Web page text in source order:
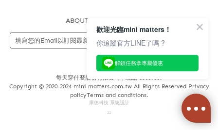
ABOUT US
每天穿什麼股份有限公司 | 統編 83689089
Copyright © 2020-2024 mini matters.com.tw All Rights Reserved Privacy
policyTerms and conditions.
康德科技 系統設計
22
歡迎光臨mini matters！
你追蹤官方LINE了嗎 ?
解鎖任務拿專屬優惠